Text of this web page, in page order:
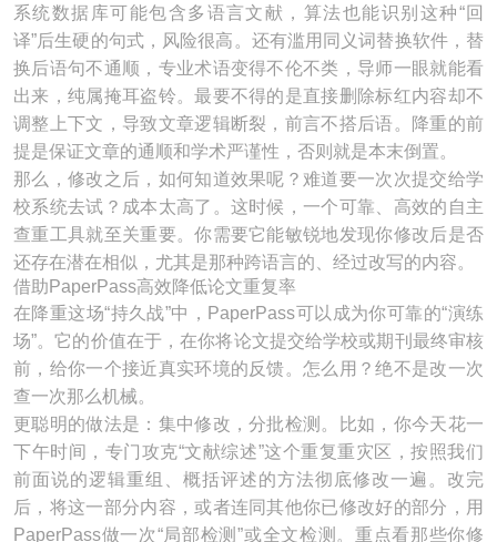
系统数据库可能包含多语言文献，算法也能识别这种“回
译”后生硬的句式，风险很高。还有滥用同义词替换软件，替
换后语句不通顺，专业术语变得不伦不类，导师一眼就能看
出来，纯属掩耳盗铃。最要不得的是直接删除标红内容却不
调整上下文，导致文章逻辑断裂，前言不搭后语。降重的前
提是保证文章的通顺和学术严谨性，否则就是本末倒置。
那么，修改之后，如何知道效果呢？难道要一次次提交给学
校系统去试？成本太高了。这时候，一个可靠、高效的自主
查重工具就至关重要。你需要它能敏锐地发现你修改后是否
还存在潜在相似，尤其是那种跨语言的、经过改写的内容。
借助PaperPass高效降低论文重复率
在降重这场“持久战”中，PaperPass可以成为你可靠的“演练
场”。它的价值在于，在你将论文提交给学校或期刊最终审核
前，给你一个接近真实环境的反馈。怎么用？绝不是改一次
查一次那么机械。
更聪明的做法是：集中修改，分批检测。比如，你今天花一
下午时间，专门攻克“文献综述”这个重复重灾区，按照我们
前面说的逻辑重组、概括评述的方法彻底修改一遍。改完
后，将这一部分内容，或者连同其他你已修改好的部分，用
PaperPass做一次“局部检测”或全文检测。重点看那些你修